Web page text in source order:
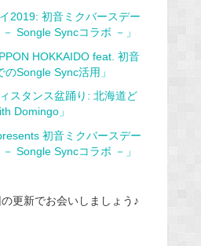
2019: 初音ミクバースデー
Songle Syncコラボ －」
HOKKAIDO feat. 初音
のSongle Sync活用」
スタンス盆踊り: 北海道ど
Domingo」
初音ミクバースデー
Songle Syncコラボ －」
更新でお会いしましょう♪